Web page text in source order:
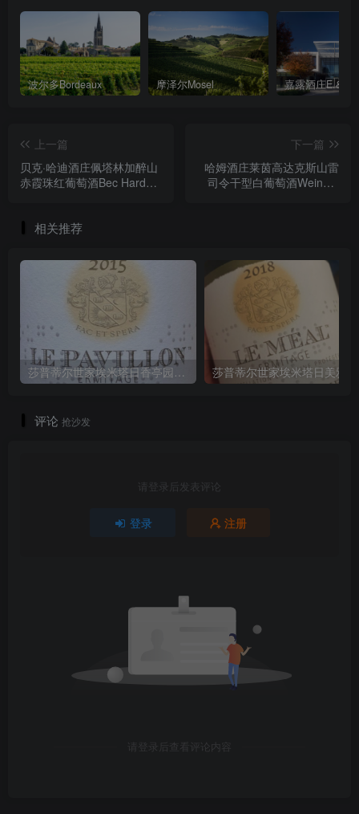
波尔多Bordeaux 摩泽尔Mosel
上一篇
贝克·哈迪酒庄佩塔林加醉山
赤霞珠红葡萄酒Bec Hardy
下一篇
哈姆酒庄莱茵高达克斯山雷
司令干型白葡萄酒Weingut
相关推荐
莎普蒂尔世家埃米塔日香亭园红葡萄酒M. Chapoutier Hermitage Le Pavillon2015
评论 抢沙发
请登录后发表评论
登录 注册
请登录后查看评论内容